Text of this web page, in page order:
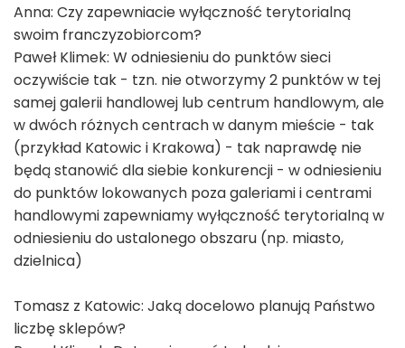
Anna: Czy zapewniacie wyłączność terytorialną
swoim franczyzobiorcom?
Paweł Klimek: W odniesieniu do punktów sieci
oczywiście tak - tzn. nie otworzymy 2 punktów w tej
samej galerii handlowej lub centrum handlowym, ale
w dwóch różnych centrach w danym mieście - tak
(przykład Katowic i Krakowa) - tak naprawdę nie
będą stanowić dla siebie konkurencji - w odniesieniu
do punktów lokowanych poza galeriami i centrami
handlowymi zapewniamy wyłączność terytorialną w
odniesieniu do ustalonego obszaru (np. miasto,
dzielnica)
Tomasz z Katowic: Jaką docelowo planują Państwo
liczbę sklepów?